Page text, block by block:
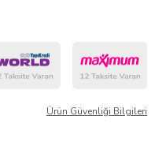
Ürün Güvenliği Bilgileri